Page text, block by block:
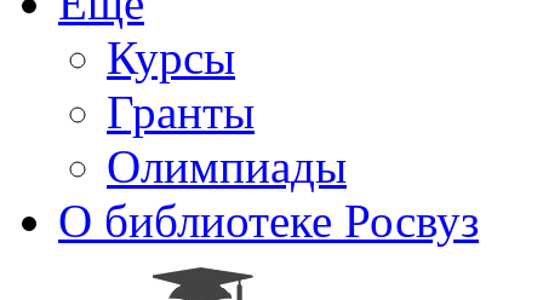
Курсы
Гранты
Олимпиады
О библиотеке Росвуз